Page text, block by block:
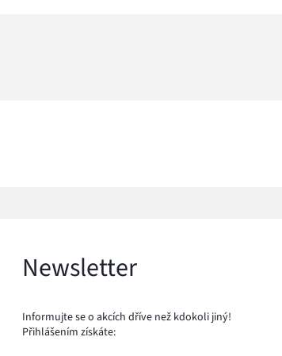
Newsletter
Informujte se o akcích dříve než kdokoli jiný!
Přihlášením získáte: